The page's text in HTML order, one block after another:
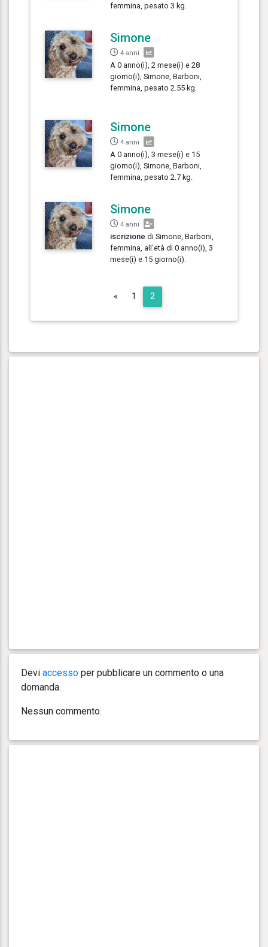
femmina, pesato 3 kg.
Simone
4 anni
A 0 anno(i), 2 mese(i) e 28
giorno(i), Simone, Barboni,
femmina, pesato 2.55 kg.
Simone
4 anni
A 0 anno(i), 3 mese(i) e 15
giorno(i), Simone, Barboni,
femmina, pesato 2.7 kg.
Simone
4 anni
iscrizione di Simone, Barboni,
femmina, all'età di 0 anno(i), 3
mese(i) e 15 giorno(i).
«Previous
1 2
Devi accesso per pubblicare un commento o una
domanda.
Nessun commento.